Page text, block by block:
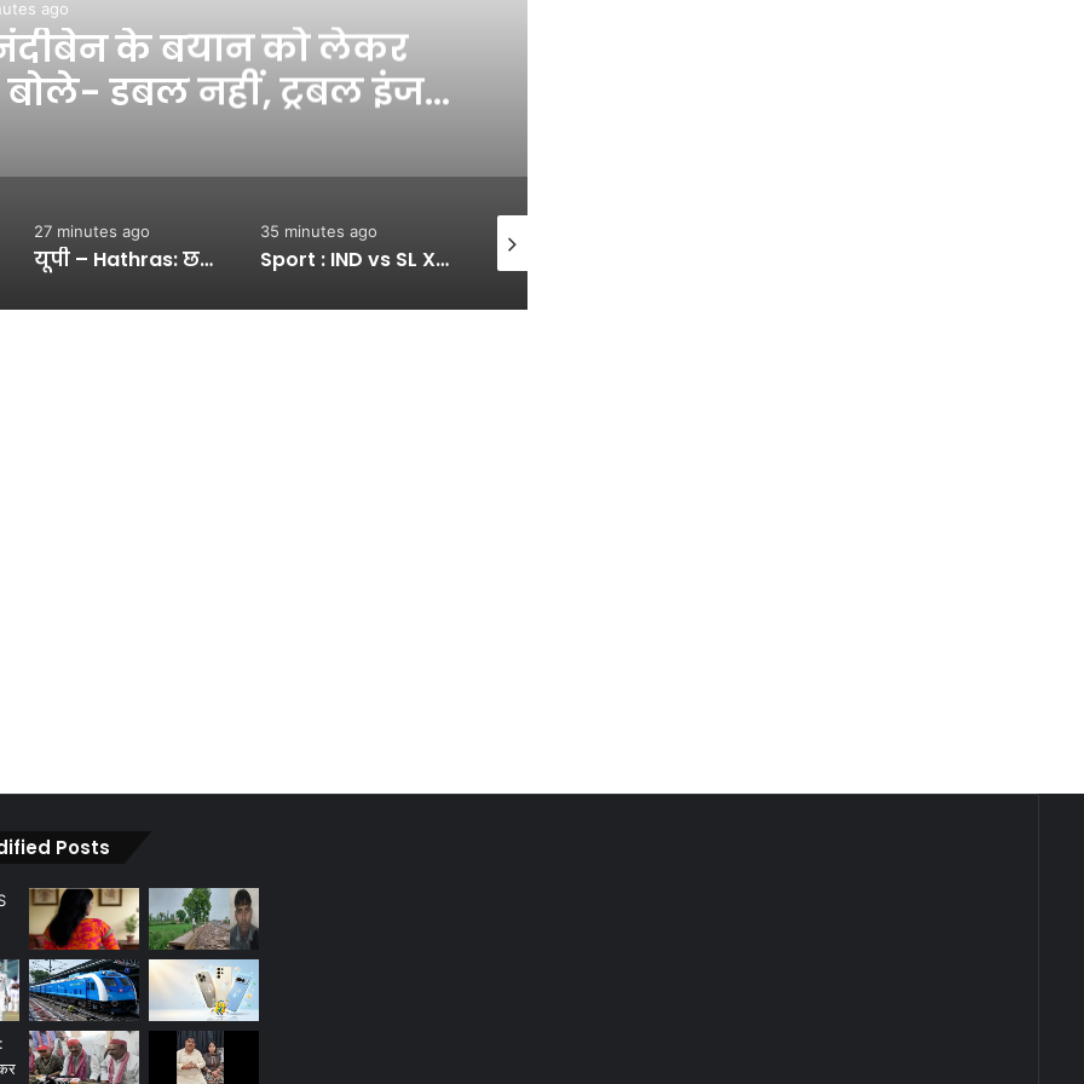
ago
सास को बेरहमी से पीटा,
ससुर को भी नहीं बख्शा –
35 minutes ago
Sport : IND vs SL XI : वार्म-अप मैच के पहले दिन श्रीलंका ने 363 रन, भारतीय गेंदबाजों ने जमकर लुटाए रन, जानें आज के खेल का हाल #INA
39 minutes ago
National-क्या देशभर में चलेगी हाइड्रोजन ट्रेन? जिंद-सोनीपत रूट के बाद अब रेल मंत्री अश्विनी वैष्णव ने संसद में दी ये जानकारी – #INA
Posts